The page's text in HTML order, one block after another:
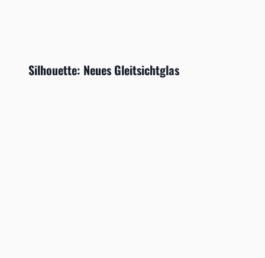
Silhouette: Neues Gleitsichtglas